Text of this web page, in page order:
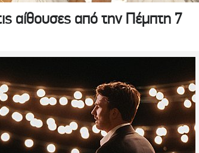
αίθουσες από την Πέμπτη 7